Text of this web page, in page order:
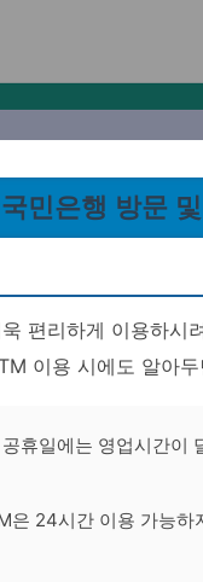
민은행 방문
편리하게 이용하
이용 시에도 알아
휴일에는 영업시간이
은 24시간 이용 가능하